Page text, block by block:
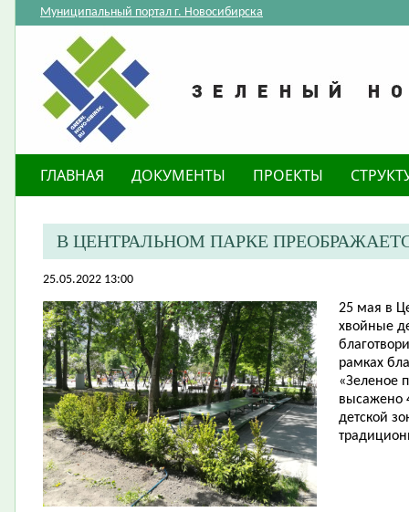
Муниципальный портал г. Новосибирска
ГЛАВНАЯ ДОКУМЕНТЫ ПРОЕКТЫ
В ЦЕНТРАЛЬНОМ ПАРКЕ
25.05.2022 13:00
25 мая в
хвойные
рамках
«Зеленое
высажено
детской